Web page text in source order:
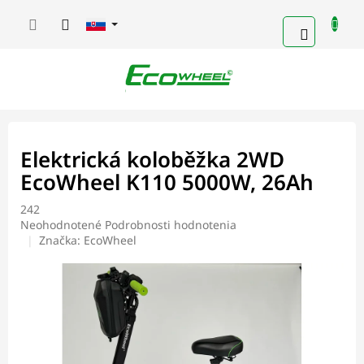
KOŠÍK
Elektrická koloběžka 2WD
EcoWheel K110 5000W, 26Ah
242
Priemerné
hodnotenie
Neohodnotené Podrobnosti hodnotenia
Značka: EcoWheel